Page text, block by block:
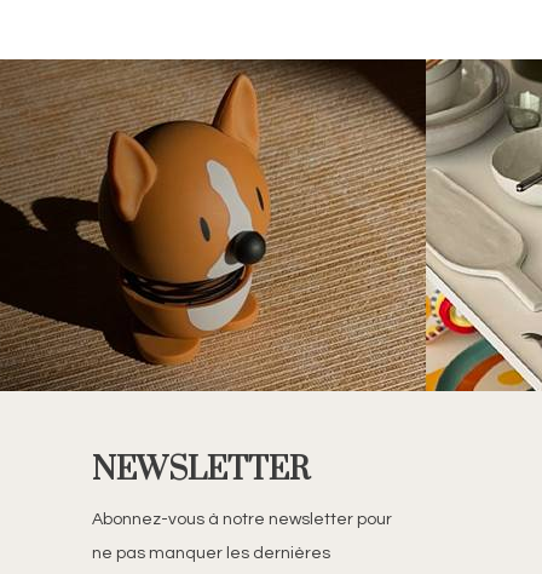
NEWSLETTER
Abonnez-vous à notre newsletter pour
ne pas manquer les dernières